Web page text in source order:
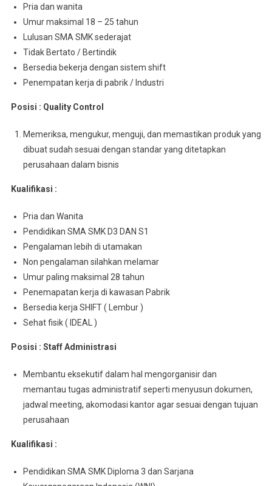
Pria dan wanita
Umur maksimal 18 – 25 tahun
Lulusan SMA SMK sederajat
Tidak Bertato / Bertindik
Bersedia bekerja dengan sistem shift
Penempatan kerja di pabrik / Industri
Posisi : Quality Control
Memeriksa, mengukur, menguji, dan memastikan produk yang
dibuat sudah sesuai dengan standar yang ditetapkan
perusahaan dalam bisnis
Kualifikasi :
Pria dan Wanita
Pendidikan SMA SMK D3 DAN S1
Pengalaman lebih di utamakan
Non pengalaman silahkan melamar
Umur paling maksimal 28 tahun
Penemapatan kerja di kawasan Pabrik
Bersedia kerja SHIFT ( Lembur )
Sehat fisik ( IDEAL )
Posisi : Staff Administrasi
Membantu eksekutif dalam hal mengorganisir dan
memantau tugas administratif seperti menyusun dokumen,
jadwal meeting, akomodasi kantor agar sesuai dengan tujuan
perusahaan
Kualifikasi :
Pendidikan SMA SMK Diploma 3 dan Sarjana